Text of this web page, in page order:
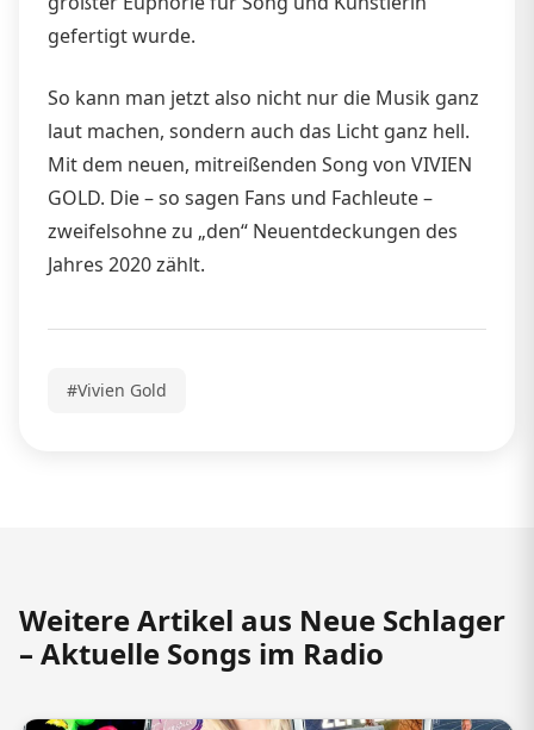
gefertigt wurde.
So kann man jetzt also nicht nur die Musik ganz
laut machen, sondern auch das Licht ganz hell.
Mit dem neuen, mitreißenden Song von VIVIEN
GOLD. Die – so sagen Fans und Fachleute –
zweifelsohne zu „den“ Neuentdeckungen des
Jahres 2020 zählt.
#Vivien Gold
Weitere Artikel aus Neue Schlager
– Aktuelle Songs im Radio